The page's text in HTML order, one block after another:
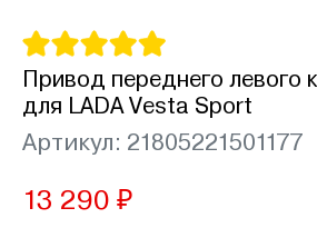
Привод переднего левого
для LADA Vesta Sport
Артикул: 21805221501177
13 290 ₽